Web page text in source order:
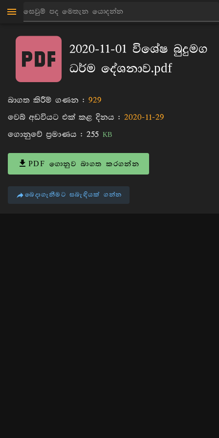
2020-11-01 විශේෂ බුදුමග
ධර්ම දේශනාව.pdf
බාගත කිරීම් ගණන : 929
වෙබ් අඩවියට එක් කළ දිනය : 2020-11-29
ගොනුවේ ප්‍රමාණය : 255 KB
PDF ගොනුව බාගත කරගන්න
බෙදාගැනීමට සබැඳියක් ගන්න